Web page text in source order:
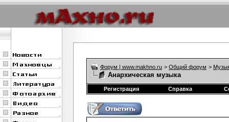
Форум | www.makhno.ru > Общий форум >
Анархическая музыка
Регистрация Справка